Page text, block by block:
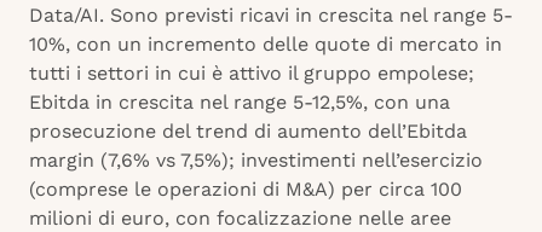
Data/AI. Sono previsti ricavi in crescita nel range 5-
10%, con un incremento delle quote di mercato in
tutti i settori in cui è attivo il gruppo empolese;
Ebitda in crescita nel range 5-12,5%, con una
prosecuzione del trend di aumento dell’Ebitda
margin (7,6% vs 7,5%); investimenti nell’esercizio
(comprese le operazioni di M&A) per circa 100
milioni di euro, con focalizzazione nelle aree